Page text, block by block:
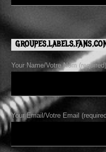
Your Name/Votre Nom
Your Email/Votre Email